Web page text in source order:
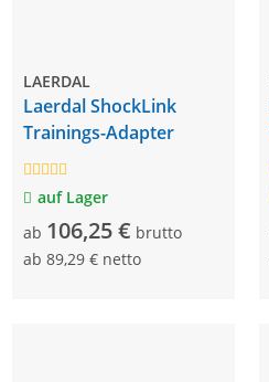
LAERDAL
Laerdal ShockLink
Trainings-Adapter
auf Lager
ab 106,25 € brutto
ab 89,29 € netto